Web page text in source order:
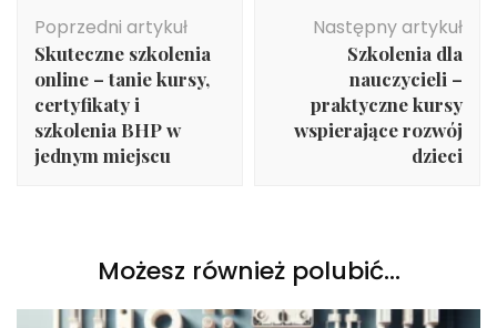
wpisu
Poprzedni artykuł
Skuteczne szkolenia
online – tanie kursy,
certyfikaty i
szkolenia BHP w
jednym miejscu
Następny artykuł
Szkolenia dla
nauczycieli –
praktyczne kursy
wspierające rozwój
dzieci
Możesz również polubić…